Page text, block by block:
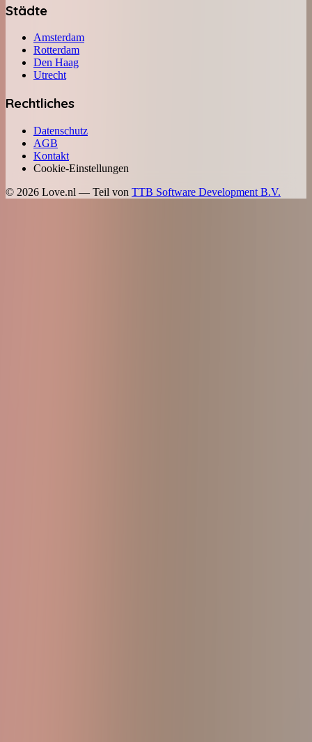
Städte
Amsterdam
Rotterdam
Den Haag
Utrecht
Rechtliches
Datenschutz
AGB
Kontakt
Cookie-Einstellungen
© 2026 Love.nl — Teil von TTB Software Development B.V.